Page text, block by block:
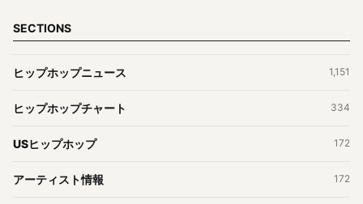
SECTIONS
ヒップホップニュース 1,151
ヒップホップチャート 334
USヒップホップ 172
アーティスト情報 172